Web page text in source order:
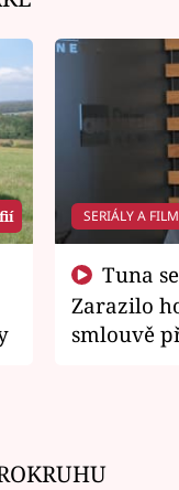
SERIÁLY A
Zarazilo
smlouvě